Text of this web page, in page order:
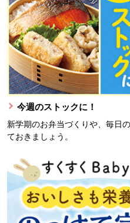
今週のストックに！
新学期のお弁当づくりや、毎日
ておきましょう。